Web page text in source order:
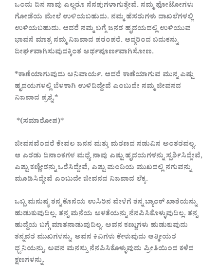
ಒಂದು ದಿನ ನಾವು ಎಲ್ಲರೂ ನೆನಪುಗಳಾಗುತ್ತೇವೆ. ನಮ್ಮ ಫೋಟೋಗಳು
ಗೋಡೆಯ ಮೇಲೆ ಉಳಿಯಬಹುದು. ನಮ್ಮ ಹೆಸರುಗಳು ದಾಖಲೆಗಳಲ್ಲಿ
ಉಳಿಯಬಹುದು. ಆದರೆ ನಮ್ಮ ಬಗ್ಗೆ ಜನರ ಹೃದಯದಲ್ಲಿ ಉಳಿಯುವ
ಭಾವನೆ ಮಾತ್ರ ನಮ್ಮ ನಿಜವಾದ ಪರಂಪರೆ. ಆದ್ದರಿಂದ ಬದುಕನ್ನು
ದೀರ್ಘವಾಗಿಸುವುದಕ್ಕಿಂತ ಅರ್ಥಪೂರ್ಣವಾಗಿಸೋಣ.
*ಕಾಣೆಯಾಗುವುದು ಅನಿವಾರ್ಯ. ಆದರೆ ಕಾಣೆಯಾಗುವ ಮುನ್ನ ಎಷ್ಟು
ಹೃದಯಗಳಲ್ಲಿ ಬೆಳಕಾಗಿ ಉಳಿದಿದ್ದೇವೆ ಎಂಬುದೇ ನಮ್ಮ ಜೀವನದ
ನಿಜವಾದ ಪ್ರಶ್ನೆ.*
*(ಸಮಾರೋಪ)*
ಜೀವನವೆಂದರೆ ಕೇವಲ ಜನನ ಮತ್ತು ಮರಣದ ನಡುವಿನ ಅಂತರವಲ್ಲ.
ಆ ಎರಡು ದಿನಾಂಕಗಳ ಮಧ್ಯೆ ನಾವು ಎಷ್ಟು ಹೃದಯಗಳನ್ನು ಸ್ಪರ್ಶಿಸಿದ್ದೇವೆ,
ಎಷ್ಟು ಕಣ್ಣೀರನ್ನು ಒರೆಸಿದ್ದೇವೆ, ಎಷ್ಟು ಮಂದಿಯ ಮುಖದಲ್ಲಿ ನಗುವನ್ನು
ಮೂಡಿಸಿದ್ದೇವೆ ಎಂಬುದೇ ಜೀವನದ ನಿಜವಾದ ಲೆಕ್ಕ.
ಒಬ್ಬ ಮನುಷ್ಯ ತನ್ನ ಕೊನೆಯ ಉಸಿರಿನ ವೇಳೆಗೆ ತನ್ನ ಬ್ಯಾಂಕ್ ಖಾತೆಯನ್ನು
ಹುಡುಕುವುದಿಲ್ಲ. ತನ್ನ ಮನೆಯ ಅಳತೆಯನ್ನು ನೆನಪಿಸಿಕೊಳ್ಳುವುದಿಲ್ಲ. ತನ್ನ
ಹುದ್ದೆಯ ಬಗ್ಗೆ ಮಾತನಾಡುವುದಿಲ್ಲ. ಅವನ ಕಣ್ಣುಗಳು ಹುಡುಕುವುದು
ತನ್ನವರ ಮುಖಗಳನ್ನು. ಅವನ ಕಿವಿಗಳು ಕೇಳುವುದು ಆತ್ಮೀಯರ
ಧ್ವನಿಯನ್ನು. ಅವನ ಮನಸ್ಸು ನೆನಪಿಸಿಕೊಳ್ಳುವುದು ಪ್ರೀತಿಯಿಂದ ಕಳೆದ
ಕ್ಷಣಗಳನ್ನು.